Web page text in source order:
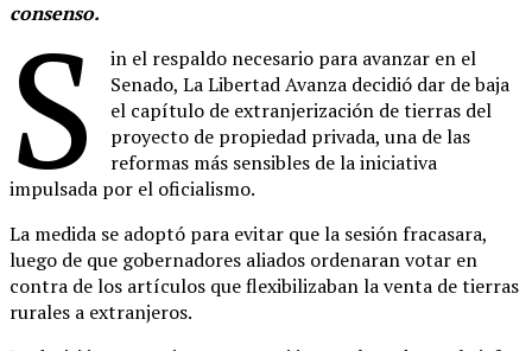
consenso.
S
in el respaldo necesario para avanzar en el
Senado, La Libertad Avanza decidió dar de baja
el capítulo de extranjerización de tierras del
proyecto de propiedad privada, una de las
reformas más sensibles de la iniciativa
impulsada por el oficialismo.
La medida se adoptó para evitar que la sesión fracasara,
luego de que gobernadores aliados ordenaran votar en
contra de los artículos que flexibilizaban la venta de tierras
rurales a extranjeros.